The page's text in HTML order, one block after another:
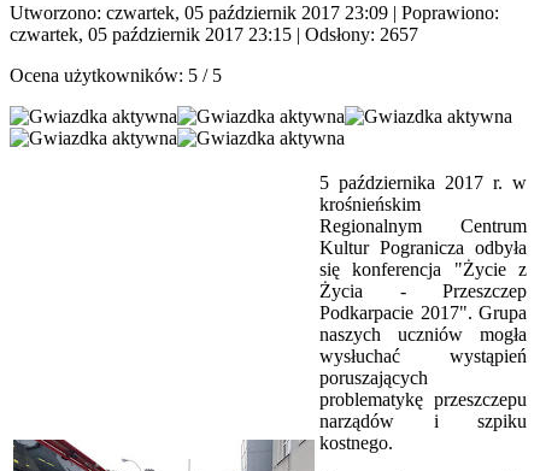
Utworzono: czwartek, 05 październik 2017 23:09 | Poprawiono:
czwartek, 05 październik 2017 23:15 | Odsłony: 2657
Ocena użytkowników: 5 / 5
5 października 2017 r. w
krośnieńskim
Regionalnym Centrum
Kultur Pogranicza odbyła
się konferencja "Życie z
Życia - Przeszczep
Podkarpacie 2017". Grupa
naszych uczniów mogła
wysłuchać wystąpień
poruszających
problematykę przeszczepu
narządów i szpiku
kostnego.